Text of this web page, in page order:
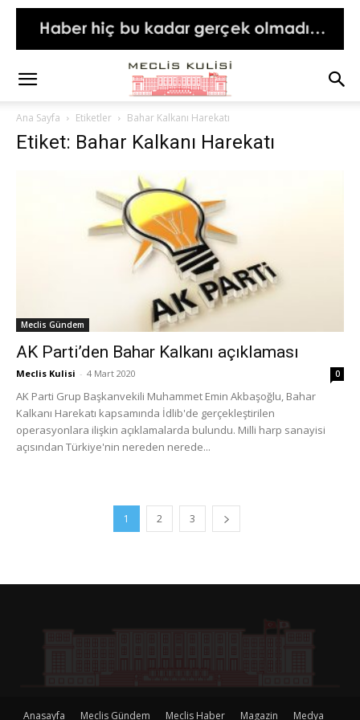
Ana Sayfa Etiketler Bahar Kalkanı Harekatı
Etiket: Bahar Kalkanı Harekatı
Meclis Gündem
AK Parti’den Bahar Kalkanı açıklaması
Meclis Kulisi - 4 Mart 2020 0
AK Parti Grup Başkanvekili Muhammet Emin Akbaşoğlu, Bahar
Kalkanı Harekatı kapsamında İdlib'de gerçekleştirilen
operasyonlara ilişkin açıklamalarda bulundu. Milli harp sanayisi
açısından Türkiye'nin nereden nerede...
1 2 3
Anasayfa Meclis Gündem Meclis Haber Magazin Medya